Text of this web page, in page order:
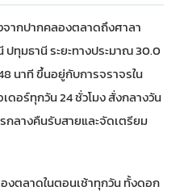
ากปากคลองตลาดถึงศาลา
ทุมธานี ระยะทางประมาณ 30.0
นาที ขึ้นอยู่กับการจราจรใน
ดอร์ทุกวัน 24 ชั่วโมง สั่งกลางวัน
กลางคืนรับสายและจัดเตรียม
งตลาดในตอนเช้าทุกวัน ทั้งดอก